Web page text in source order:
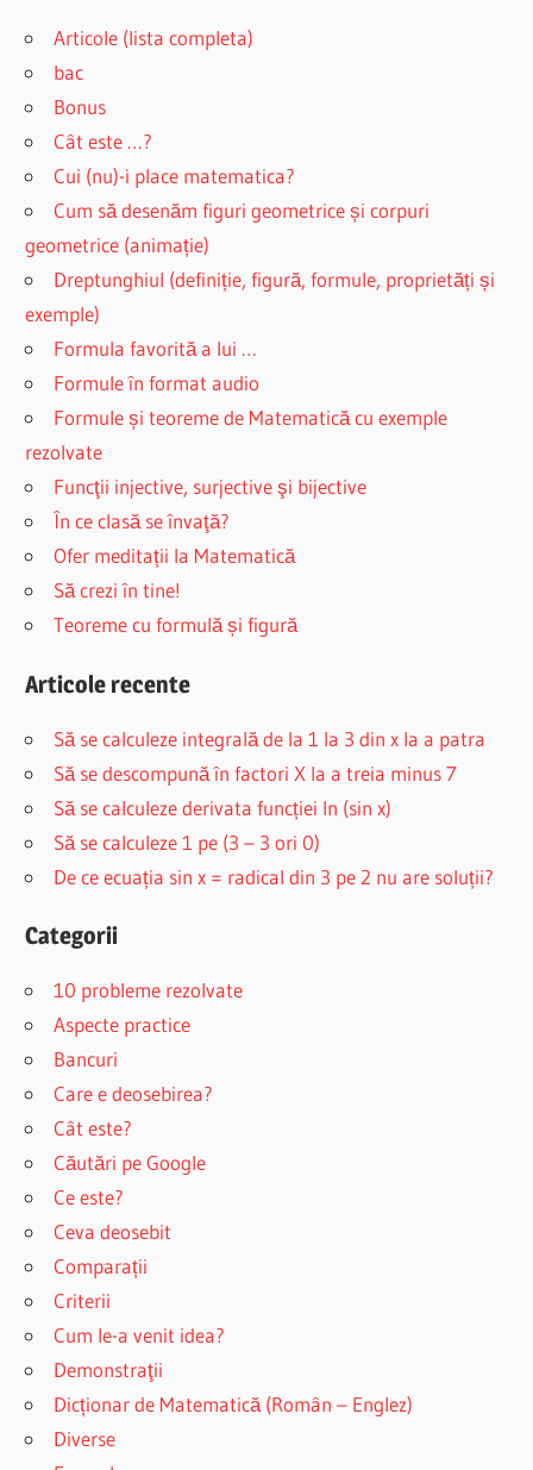
Articole (lista completa)
bac
Bonus
Cât este …?
Cui (nu)-i place matematica?
Cum să desenăm figuri geometrice și corpuri
geometrice (animație)
Dreptunghiul (definiție, figură, formule, proprietăți și
exemple)
Formula favorită a lui …
Formule în format audio
Formule și teoreme de Matematică cu exemple
rezolvate
Funcţii injective, surjective şi bijective
În ce clasă se învaţă?
Ofer meditații la Matematică
Să crezi în tine!
Teoreme cu formulă și figură
Articole recente
Să se calculeze integrală de la 1 la 3 din x la a patra
Să se descompună în factori X la a treia minus 7
Să se calculeze derivata funcției ln (sin x)
Să se calculeze 1 pe (3 – 3 ori 0)
De ce ecuația sin x = radical din 3 pe 2 nu are soluții?
Categorii
10 probleme rezolvate
Aspecte practice
Bancuri
Care e deosebirea?
Cât este?
Căutări pe Google
Ce este?
Ceva deosebit
Comparații
Criterii
Cum le-a venit idea?
Demonstraţii
Dicționar de Matematică (Român – Englez)
Diverse